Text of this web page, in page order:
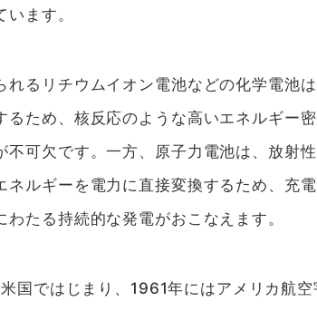
ます。
れるリチウムイオン電池などの化学電池
ため、核反応のような高いエネルギー
不可欠です。一方、原子力電池は、放射
ルギーを電力に直接変換するため、充電
たる持続的な発電がおこなえます。
国ではじまり、1961年にはアメリカ航空